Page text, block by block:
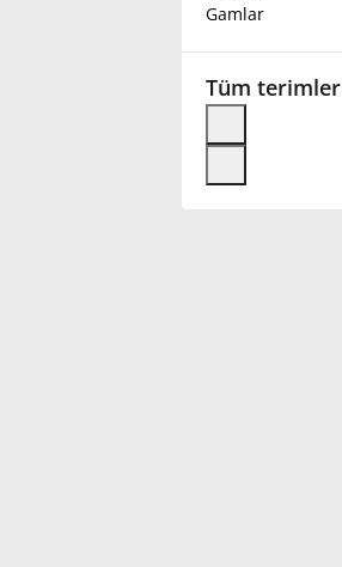
Español
Français
Gamlar
Tüm terimler